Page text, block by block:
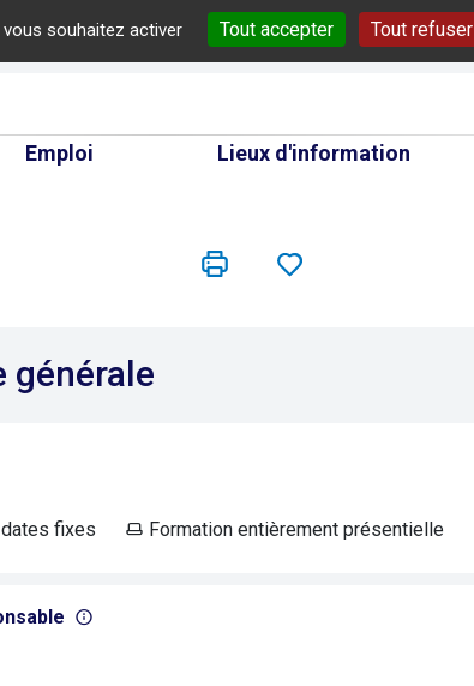
souhaitez activer Tout accepter Tout refuser
Emploi Lieux d'information
générale
fixes Formation entièrement présentielle